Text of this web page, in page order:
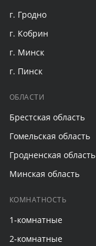
г. Гродно
г. Кобрин
г. Минск
г. Пинск
ОБЛАСТИ
Брестская область
Гомельская область
Гродненская область
Минская область
КОМНАТНОСТЬ
1-комнатные
2-комнатные